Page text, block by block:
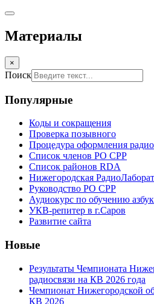
Материалы
×
Поиск
Популярные
Коды и сокращения
Проверка позывного
Процедура оформления
Список членов РО СРР
Список районов RDA
Нижегородская
Руководство РО СРР
Аудиокурс по обучению
УКВ-репитер в г.Саров
Развитие сайта
Новые
Результаты Чемпионата
радиосвязи на КВ 2026 года
Чемпионат Нижегородской
КВ 2026